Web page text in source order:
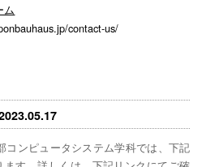
ム
contact-us/
コンピュータシステム学科では、下記